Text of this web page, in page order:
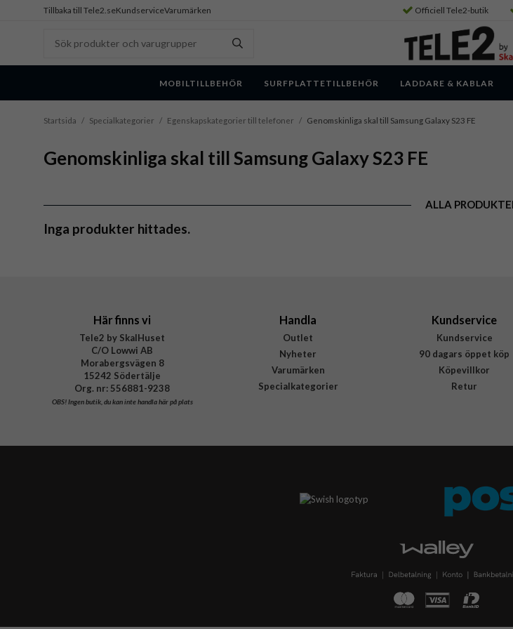
Tillbaka till Tele2.seKundserviceVarumärken Officiell Tele2-butik
MOBILTILLBEHÖR SURFPLATTETILLBEHÖR LADDARE & KABLAR
Startsida / Specialkategorier / Egenskapskategorier till telefoner / Genomskinliga skal till Samsung Galaxy S23 FE
Genomskinliga skal till Samsung Galaxy S23 FE
ALLA
Inga produkter hittades.
Här finns vi
Tele2 by SkalHuset
C/O Lowwi AB
Morabergsvägen 8
15242 Södertälje
Org. nr: 556881-9238
OBS!Ingen butik, du kan inte handla här på plats
Handla
Outlet
Nyheter
Varumärken
Specialkategorier
Kundservice
Kundservice
90 dagars öppet köp
Köpevillkor
Retur